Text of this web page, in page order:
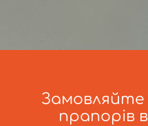
Замовляйте
прапорів